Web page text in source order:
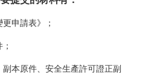
申請表》；
副本原件、安全生產許可證正副